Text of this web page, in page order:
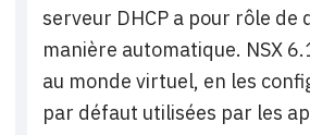
serveur DHCP a pour rôle
manière automatique. NSX
au monde virtuel, en les
par défaut utilisées par les